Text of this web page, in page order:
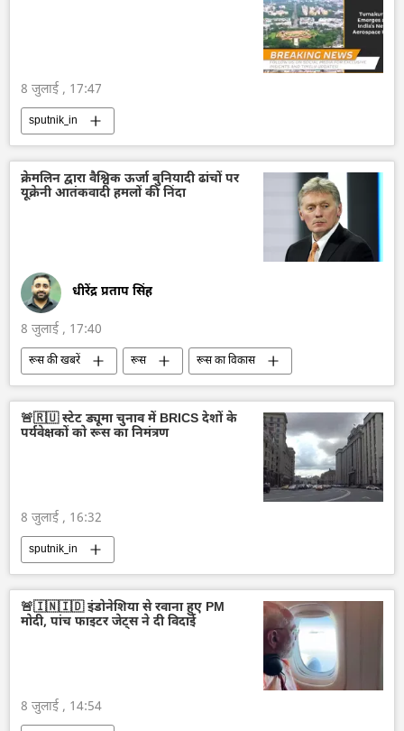
8 जुलाई , 17:47
sputnik_in
क्रेमलिन द्वारा वैश्विक ऊर्जा बुनियादी ढांचों पर
यूक्रेनी आतंकवादी हमलों की निंदा
धीरेंद्र प्रताप सिंह
8 जुलाई , 17:40
रूस की खबरें रूस
रूस का विकास
मास्को
यूक्रेन सशस्त्र बल
यूक्रेन
आतंकवादी
आतंकवाद
परमाणु संयंत्र
परमाणु ऊर्जा
क्रेमलिन
व्लादिमीर पुतिन
बाल्टिक सागर
🚨🇷🇺 स्टेट ड्यूमा चुनाव में BRICS देशों के
पर्यवेक्षकों को रूस का निमंत्रण
8 जुलाई , 16:32
sputnik_in
🚨🇮🇳🇮🇩 इंडोनेशिया से रवाना हुए PM
मोदी, पांच फाइटर जेट्स ने दी विदाई
8 जुलाई , 14:54